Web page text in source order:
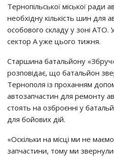
Тернопільської міської ради
необхідну кількість шин для
особового складу у зоні АТО.
сектор А уже цього тижня.
Старшина батальйону
розповідає, що батальйон
Тернополя із проханням
автозапчастин для ремонту
стоять на озброєнні у
для бойових дій.
«Оскільки на місці ми не
запчастини, тому ми